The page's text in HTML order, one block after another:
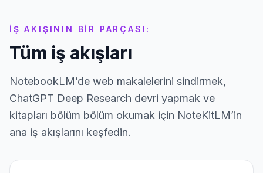
İŞ AKIŞININ BIR PARÇASI:
Tüm iş akışları
NotebookLM’de web makalelerini sindirmek,
ChatGPT Deep Research devri yapmak ve
kitapları bölüm bölüm okumak için NoteKitLM’in
ana iş akışlarını keşfedin.